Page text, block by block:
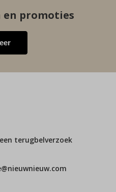
en promoties
terugbelverzoek